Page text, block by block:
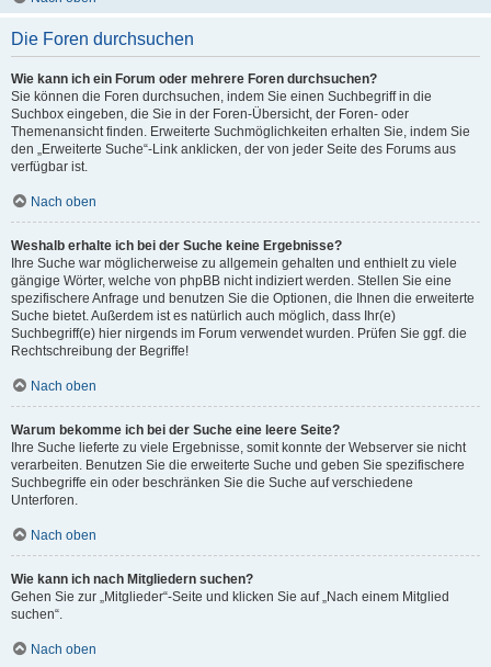
Die Foren durchsuchen
Wie kann ich ein Forum oder mehrere Foren durchsuchen?
Sie können die Foren durchsuchen, indem Sie einen Suchbegriff in die
Suchbox eingeben, die Sie in der Foren-Übersicht, der Foren- oder
Themenansicht finden. Erweiterte Suchmöglichkeiten erhalten Sie, indem Sie
den „Erweiterte Suche“-Link anklicken, der von jeder Seite des Forums aus
verfügbar ist.
Nach oben
Weshalb erhalte ich bei der Suche keine Ergebnisse?
Ihre Suche war möglicherweise zu allgemein gehalten und enthielt zu viele
gängige Wörter, welche von phpBB nicht indiziert werden. Stellen Sie eine
spezifischere Anfrage und benutzen Sie die Optionen, die Ihnen die erweiterte
Suche bietet. Außerdem ist es natürlich auch möglich, dass Ihr(e)
Suchbegriff(e) hier nirgends im Forum verwendet wurden. Prüfen Sie ggf. die
Rechtschreibung der Begriffe!
Nach oben
Warum bekomme ich bei der Suche eine leere Seite?
Ihre Suche lieferte zu viele Ergebnisse, somit konnte der Webserver sie nicht
verarbeiten. Benutzen Sie die erweiterte Suche und geben Sie spezifischere
Suchbegriffe ein oder beschränken Sie die Suche auf verschiedene
Unterforen.
Nach oben
Wie kann ich nach Mitgliedern suchen?
Gehen Sie zur „Mitglieder“-Seite und klicken Sie auf „Nach einem Mitglied
suchen“.
Nach oben